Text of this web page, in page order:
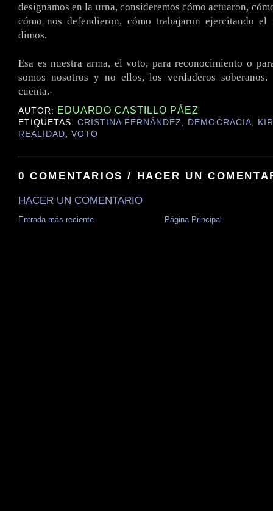
designamos en la urna, consideremos cómo actuaron,
cómo nos defendieron, cómo trabajaron ejercitando el
dimos.
Esa es nuestra arma, el voto, para reconocimiento o
somos nosotros y no ellos, los verdaderos soberanos.
cuenta.-
AUTOR: EDUARDO CASTILLO PÁEZ
ETIQUETAS:CRISTINA FERNÁNDEZ, DEMOCRACIA,
REALIDAD,VOTO
0 COMENTARIOS / HACER UN
HACER UN COMENTARIO
Entrada más reciente Página Principal